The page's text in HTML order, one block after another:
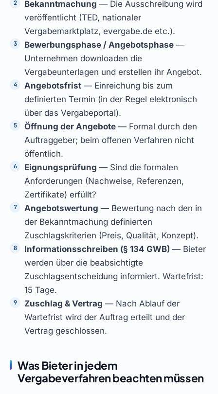
Bekanntmachung — Die Ausschreibung wird
veröffentlicht (TED, nationaler
Vergabemarktplatz, evergabe.de etc.).
Bewerbungsphase / Angebotsphase —
Unternehmen downloaden die
Vergabeunterlagen und erstellen ihr Angebot.
Angebotsfrist — Einreichung bis zum
definierten Termin (in der Regel elektronisch
über das Vergabeportal).
Öffnung der Angebote — Formal durch den
Auftraggeber; beim offenen Verfahren nicht
öffentlich.
Eignungsprüfung — Sind die formalen
Anforderungen (Nachweise, Referenzen,
Zertifikate) erfüllt?
Angebotswertung — Bewertung nach den in
der Bekanntmachung definierten
Zuschlagskriterien (Preis, Qualität, Konzept).
Informationsschreiben (§ 134 GWB) — Bieter
werden über die beabsichtigte
Zuschlagsentscheidung informiert. Wartefrist:
15 Tage.
Zuschlag & Vertrag — Nach Ablauf der
Wartefrist wird der Auftrag erteilt und der
Vertrag geschlossen.
Was Bieter in jedem
Vergabeverfahren beachten müssen